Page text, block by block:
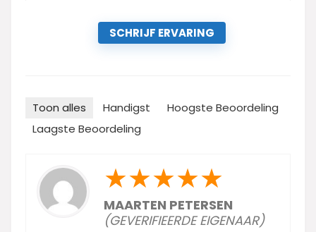
SCHRIJF ERVARING
Toon alles Handigst
Hoogste Beoordeling
Laagste Beoordeling
★★★★★
MAARTEN PETERSEN
(GEVERIFIEERDE EIGENAAR)